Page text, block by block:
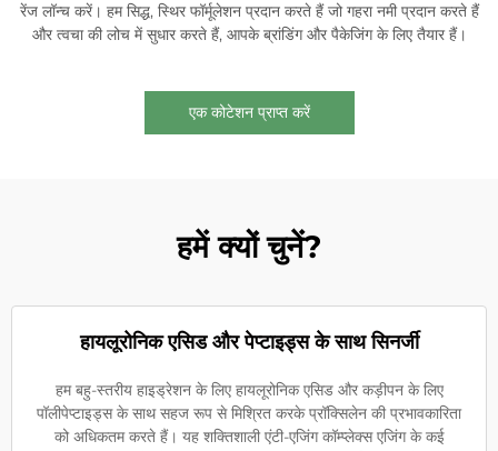
रेंज लॉन्च करें। हम सिद्ध, स्थिर फॉर्मूलेशन प्रदान करते हैं जो गहरा नमी प्रदान करते हैं
और त्वचा की लोच में सुधार करते हैं, आपके ब्रांडिंग और पैकेजिंग के लिए तैयार हैं।
एक कोटेशन प्राप्त करें
हमें क्यों चुनें?
हायलूरोनिक एसिड और पेप्टाइड्स के साथ सिनर्जी
हम बहु-स्तरीय हाइड्रेशन के लिए हायलूरोनिक एसिड और कड़ीपन के लिए
पॉलीपेप्टाइड्स के साथ सहज रूप से मिश्रित करके प्रॉक्सिलेन की प्रभावकारिता
को अधिकतम करते हैं। यह शक्तिशाली एंटी-एजिंग कॉम्प्लेक्स एजिंग के कई